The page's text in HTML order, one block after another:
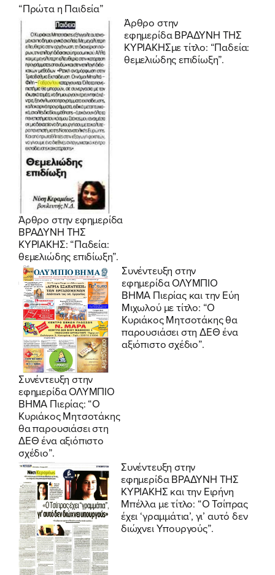
“Πρώτα η Παιδεία”
Άρθρο στην εφημερίδα
ΒΡΑΔΥΝΗ ΤΗΣ
ΚΥΡΙΑΚΗΣ: “Παδεία:
θεμελιώδης επιδίωξη”.
Άρθρο στην
εφημερίδαΒΡΑΔΥΝΗ ΤΗΣ
ΚΥΡΙΑΚΗΣμε τίτλο: “Παδεία:
θεμελιώδης επιδίωξη”.
Συνέντευξη στην
εφημερίδα ΟΛΥΜΠΙΟ
ΒΗΜΑ Πιερίας: “Ο
Κυριάκος Μητσοτάκης
θα παρουσιάσει στη
ΔΕΘ ένα αξιόπιστο
σχέδιο”.
Συνέντευξη στην
εφημερίδαΟΛΥΜΠΙΟ
ΒΗΜΑ Πιερίας και την Εύη
Μιχωλού με τίτλο: “Ο
Κυριάκος Μητσοτάκης θα
παρουσιάσει στη ΔΕΘ ένα
αξιόπιστο σχέδιο”.
Συνέντευξη στην
εφημερίδαΒΡΑΔΥΝΗ ΤΗΣ
ΚΥΡΙΑΚΗΣ και την Ειρήνη
Μπέλλα με τίτλο: “Ο Τσίπρας
έχει ‘γραμμάτια’, γι’ αυτό δεν
διώχνει Υπουργούς”.